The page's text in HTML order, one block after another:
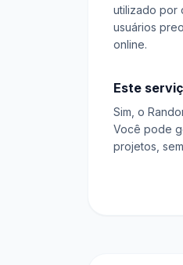
utilizado por
usuários
online.
Este
Sim, o
Você pode
projetos,